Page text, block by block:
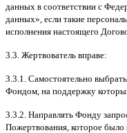
данных в соответствии с
данных», если такие
исполнения настоящего
3.3. Жертвователь вправе:
3.3.1. Самостоятельно
Фондом на поддержку
3.3.2. Направлять Фонду
Пожертвования которое было